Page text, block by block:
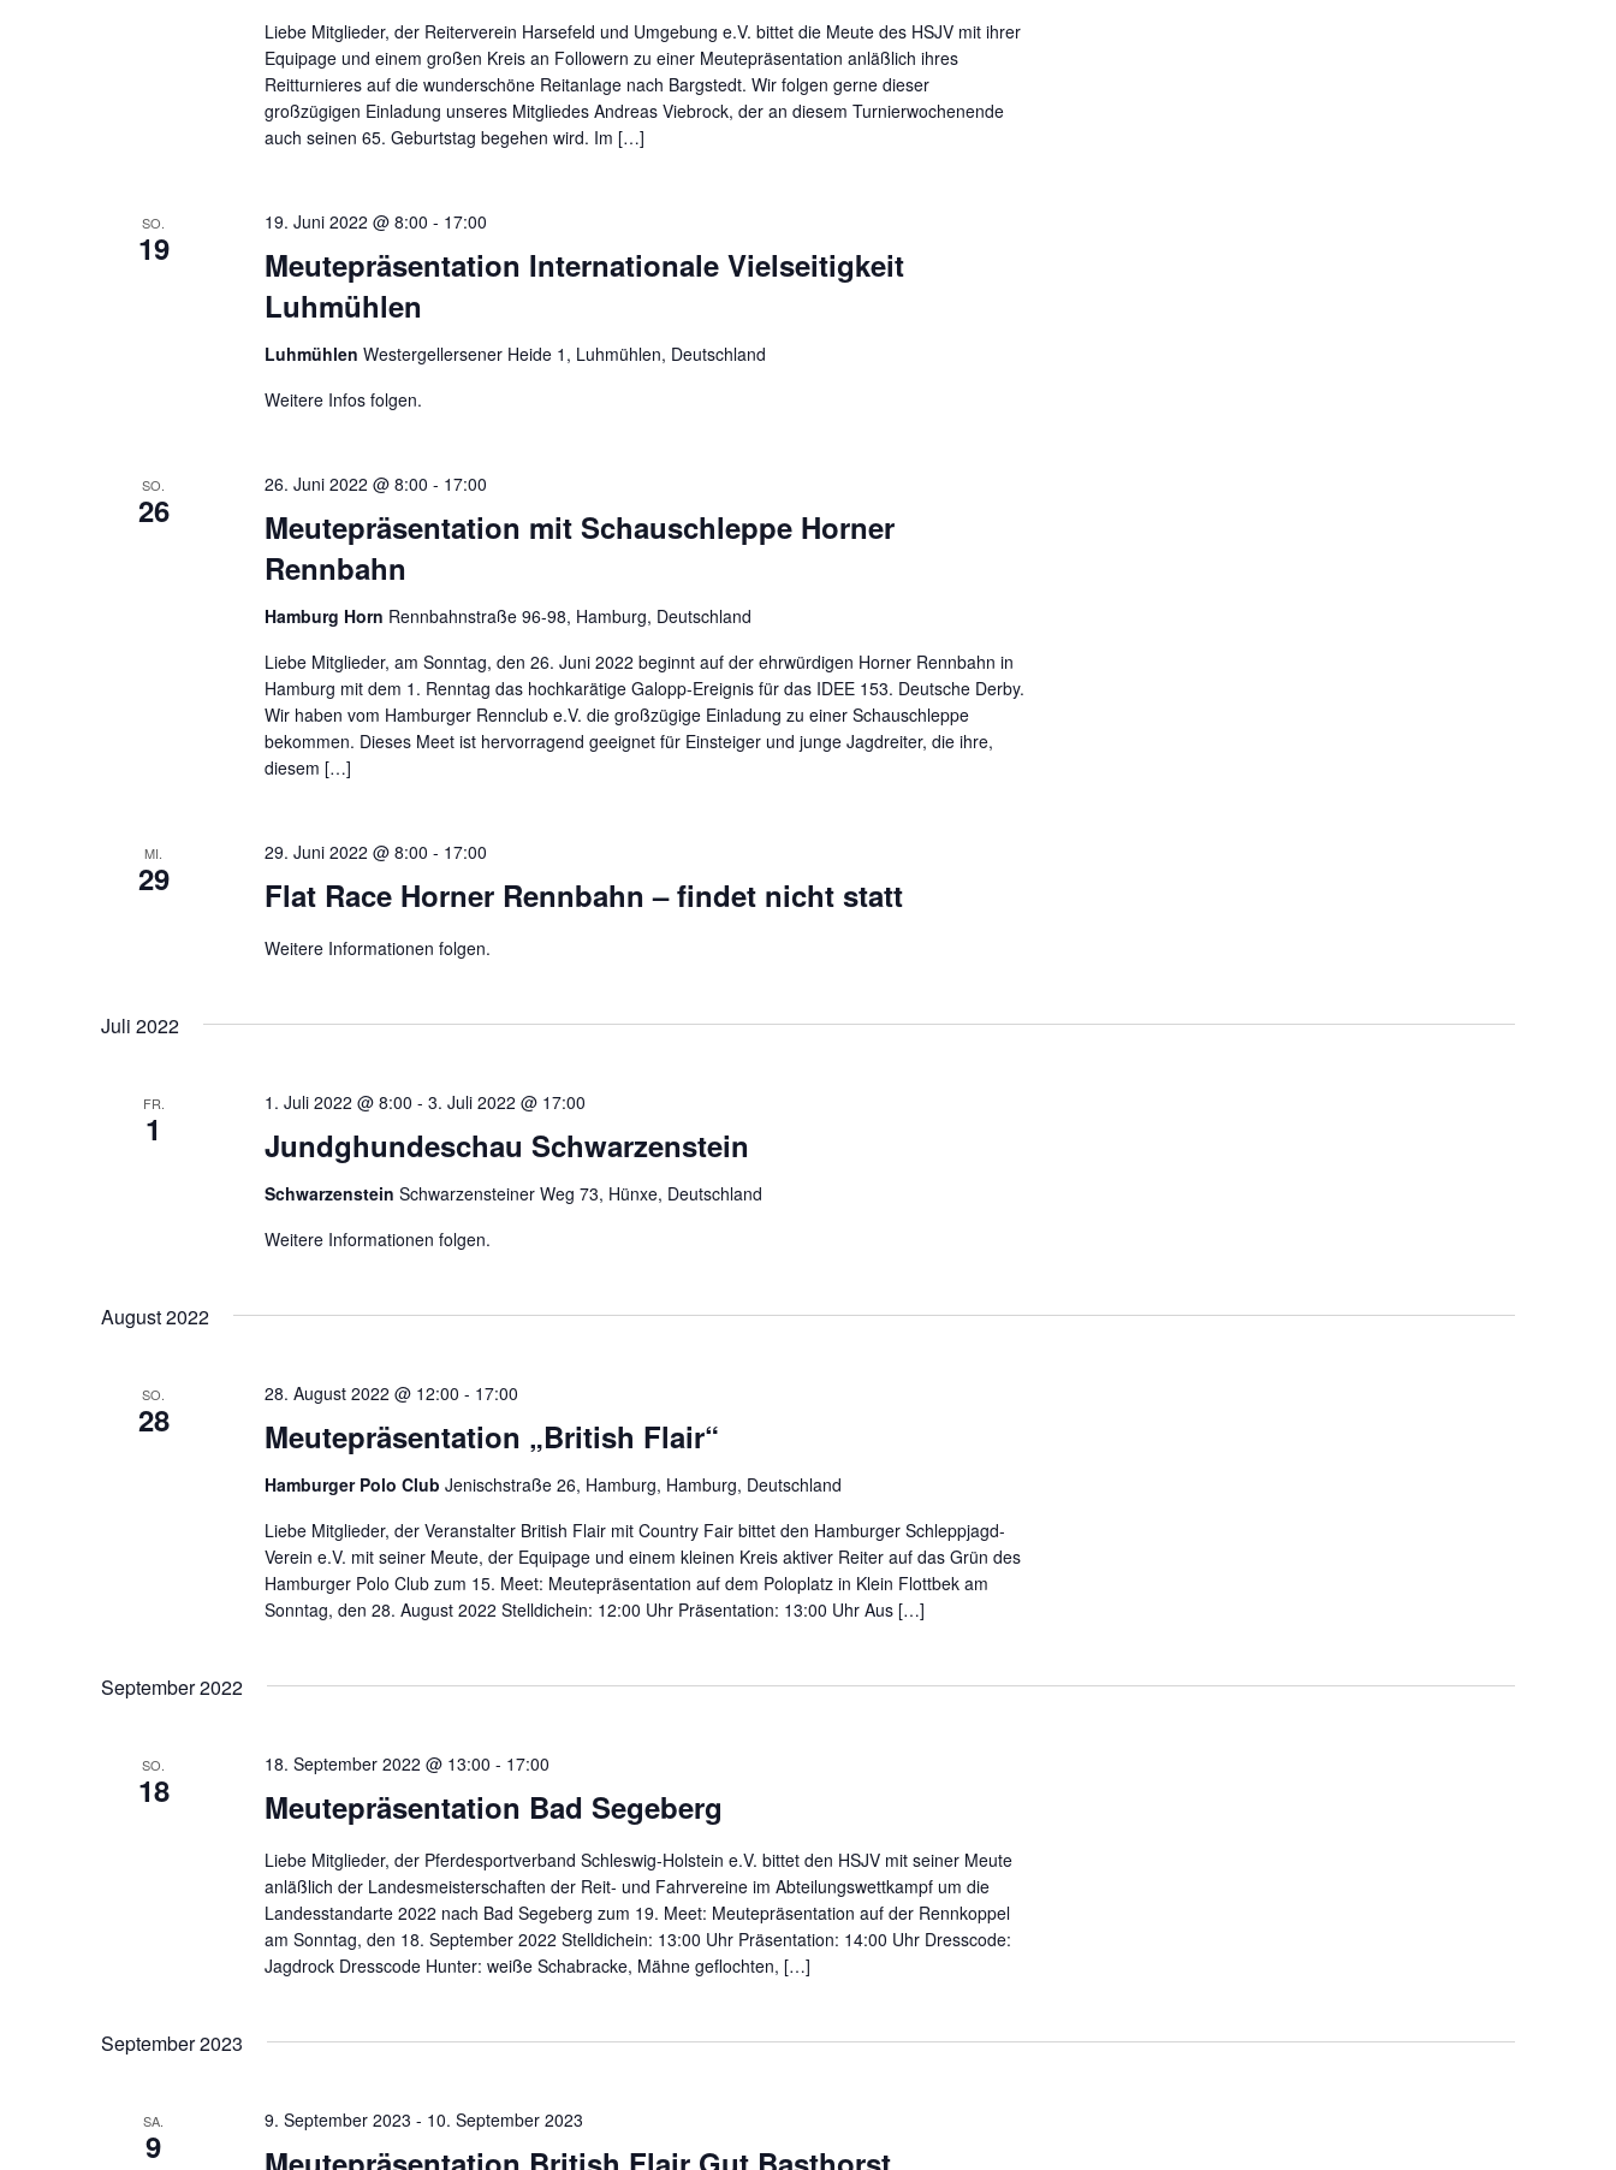
Liebe Mitglieder, der Reiterverein Harsefeld und Umgebung e.V. bittet die Meute des HSJV mit ihrer
Equipage und einem großen Kreis an Followern zu einer Meutepräsentation anläßlich ihres
Reitturnieres auf die wunderschöne Reitanlage nach Bargstedt. Wir folgen gerne dieser
großzügigen Einladung unseres Mitgliedes Andreas Viebrock, der an diesem Turnierwochenende
auch seinen 65. Geburtstag begehen wird. Im […]
SO.
19
Meutepräsentation Internationale Vielseitigkeit
Luhmühlen
19. Juni 2022 @ 8:00 - 17:00
Luhmühlen Westergellersener Heide 1, Luhmühlen, Deutschland
Weitere Infos folgen.
SO.
26
Meutepräsentation mit Schauschleppe Horner
Rennbahn
26. Juni 2022 @ 8:00 - 17:00
Hamburg Horn Rennbahnstraße 96-98, Hamburg, Deutschland
Liebe Mitglieder, am Sonntag, den 26. Juni 2022 beginnt auf der ehrwürdigen Horner Rennbahn in
Hamburg mit dem 1. Renntag das hochkarätige Galopp-Ereignis für das IDEE 153. Deutsche Derby.
Wir haben vom Hamburger Rennclub e.V. die großzügige Einladung zu einer Schauschleppe
bekommen. Dieses Meet ist hervorragend geeignet für Einsteiger und junge Jagdreiter, die ihre,
diesem […]
MI.
29 Flat Race Horner Rennbahn – findet nicht statt
29. Juni 2022 @ 8:00 - 17:00
Weitere Informationen folgen.
Juli 2022
FR.
1 Jundghundeschau Schwarzenstein
1. Juli 2022 @ 8:00 - 3. Juli 2022 @ 17:00
Schwarzenstein Schwarzensteiner Weg 73, Hünxe, Deutschland
Weitere Informationen folgen.
August 2022
SO.
28 Meutepräsentation „British Flair“
28. August 2022 @ 12:00 - 17:00
Hamburger Polo Club Jenischstraße 26, Hamburg, Hamburg, Deutschland
Liebe Mitglieder, der Veranstalter British Flair mit Country Fair bittet den Hamburger Schleppjagd-
Verein e.V. mit seiner Meute, der Equipage und einem kleinen Kreis aktiver Reiter auf das Grün des
Hamburger Polo Club zum 15. Meet: Meutepräsentation auf dem Poloplatz in Klein Flottbek am
Sonntag, den 28. August 2022 Stelldichein: 12:00 Uhr Präsentation: 13:00 Uhr Aus […]
September 2022
SO.
18 Meutepräsentation Bad Segeberg
18. September 2022 @ 13:00 - 17:00
Liebe Mitglieder, der Pferdesportverband Schleswig-Holstein e.V. bittet den HSJV mit seiner Meute
anläßlich der Landesmeisterschaften der Reit- und Fahrvereine im Abteilungswettkampf um die
Landesstandarte 2022 nach Bad Segeberg zum 19. Meet: Meutepräsentation auf der Rennkoppel
am Sonntag, den 18. September 2022 Stelldichein: 13:00 Uhr Präsentation: 14:00 Uhr Dresscode:
Jagdrock Dresscode Hunter: weiße Schabracke, Mähne geflochten, […]
September 2023
SA.
9
9. September 2023 - 10. September 2023